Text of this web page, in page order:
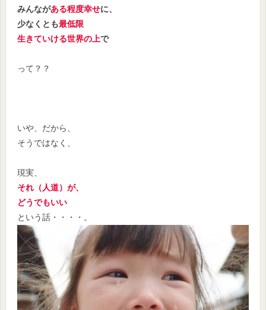
みんながある程度幸せに、
少なくとも最低限
生きていける世界の上で
って？？
いや、だから、
そうではなく、
現実、
それ（人道）が、
どうでもいい
という話・・・・。